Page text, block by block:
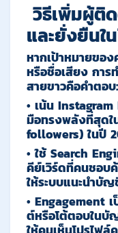
วิธีเพิ่มผู้ติ
และยั่งยืนใ
หากเป้าหมายขอ
หรือชื่อเสียง กา
สายขาวคือคำตอบ:
• เน้น Instagram
มือทรงพลังที่สุด
followers) ในปี
•ใช้ Search
คีย์เวิร์ดที่คนชอบ
ให้ระบบแนะนำบั
• Engagement
ต์หรือโต้ตอบในบั